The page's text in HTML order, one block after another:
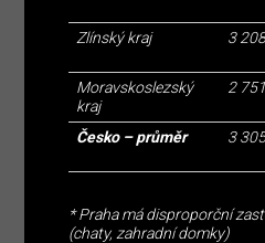
Zlínský kraj 3
Moravskoslezský
kraj
2
Česko – průměr 3
* Praha má disproporční
(chaty, zahradní domky)